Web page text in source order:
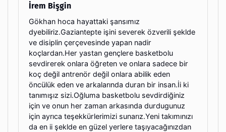
İrem Bişgin
Gökhan hoca hayattaki şansımız
dyebiliriz.Gaziantepte işini severek özverili şeklde
ve disiplin çerçevesinde yapan nadir
koçlardan.Her yastan gençlere basketbolu
sevdirerek onlara öğreten ve onlara sadece bir
koç değil antrenör değil onlara abilik eden
öncülük eden ve arkalarında duran bir insan.İi ki
tanımışız sizi.Oğluma basketbolu sevdirdiğiniz
için ve onun her zaman arkasında durdugunuz
için ayrıca teşekkürlerimizi sunarız.Yeni takımınızı
da en ii şeklde en güzel yerlere taşıyacağınızdan